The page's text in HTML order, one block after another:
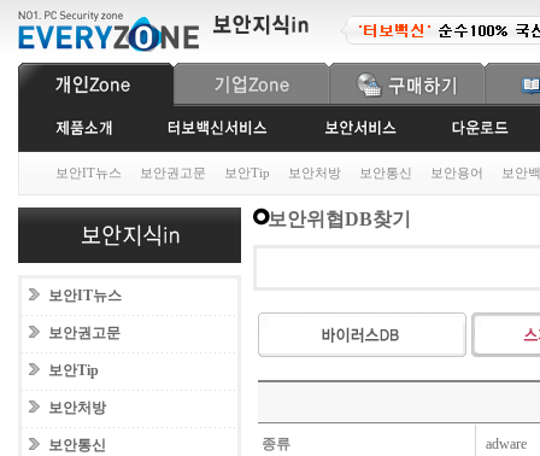
보안IT뉴스 보안권고문 보안Tip 보안처방 보안통신 보안용어 보안
보안IT뉴스
보안권고문
보안Tip
보안처방
보안통신
보안위협DB찾기
종류 adware